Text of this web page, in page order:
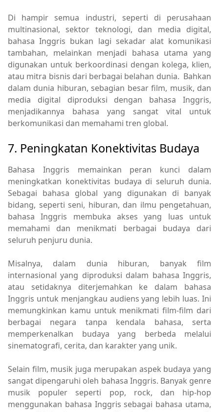
Di hampir semua industri, seperti di perusahaan
multinasional, sektor teknologi, dan media digital,
bahasa Inggris bukan lagi sekadar alat komunikasi
tambahan, melainkan menjadi bahasa utama yang
digunakan untuk berkoordinasi dengan kolega, klien,
atau mitra bisnis dari berbagai belahan dunia. Bahkan
dalam dunia hiburan, sebagian besar film, musik, dan
media digital diproduksi dengan bahasa Inggris,
menjadikannya bahasa yang sangat vital untuk
berkomunikasi dan memahami tren global.
7. Peningkatan Konektivitas Budaya
Bahasa Inggris memainkan peran kunci dalam
meningkatkan konektivitas budaya di seluruh dunia.
Sebagai bahasa global yang digunakan di banyak
bidang, seperti seni, hiburan, dan ilmu pengetahuan,
bahasa Inggris membuka akses yang luas untuk
memahami dan menikmati berbagai budaya dari
seluruh penjuru dunia.
Misalnya, dalam dunia hiburan, banyak film
internasional yang diproduksi dalam bahasa Inggris,
atau setidaknya diterjemahkan ke dalam bahasa
Inggris untuk menjangkau audiens yang lebih luas. Ini
memungkinkan kamu untuk menikmati film-film dari
berbagai negara tanpa kendala bahasa, serta
memperkenalkan budaya yang berbeda melalui
sinematografi, cerita, dan karakter yang unik.
Selain film, musik juga merupakan aspek budaya yang
sangat dipengaruhi oleh bahasa Inggris. Banyak genre
musik populer seperti pop, rock, dan hip-hop
menggunakan bahasa Inggris sebagai bahasa utama,